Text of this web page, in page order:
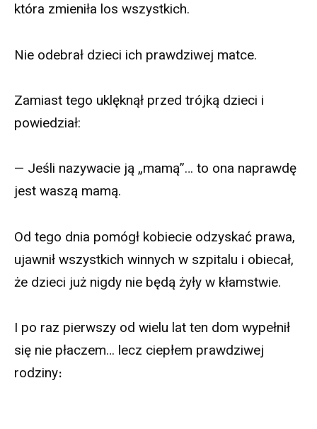
która zmieniła los wszystkich.
Nie odebrał dzieci ich prawdziwej matce.
Zamiast tego uklęknął przed trójką dzieci i
powiedział:
— Jeśli nazywacie ją „mamą”… to ona naprawdę
jest waszą mamą.
Od tego dnia pomógł kobiecie odzyskać prawa,
ujawnił wszystkich winnych w szpitalu i obiecał,
że dzieci już nigdy nie będą żyły w kłamstwie.
I po raz pierwszy od wielu lat ten dom wypełnił
się nie płaczem… lecz ciepłem prawdziwej
rodziny։